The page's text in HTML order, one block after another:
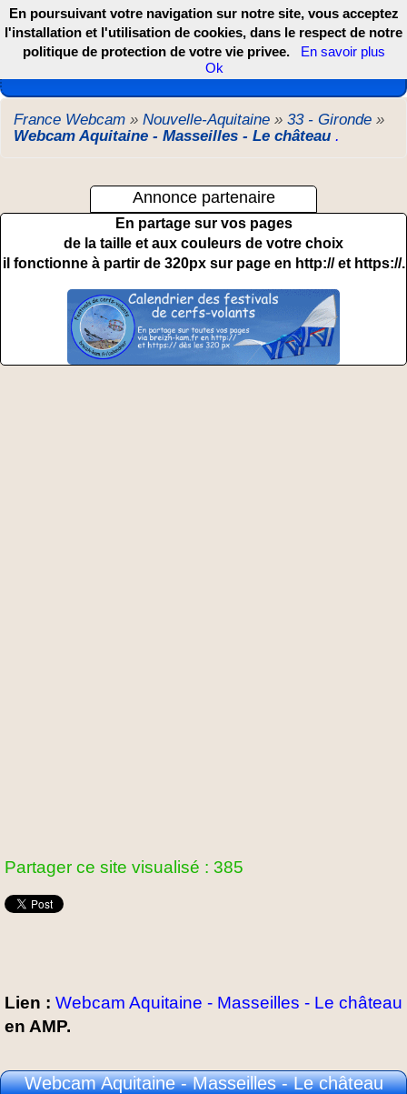
Les webcams de France, DOM TOM et COM
France Webcam » Nouvelle-Aquitaine » 33 - Gironde »
Webcam Aquitaine - Masseilles - Le château .
Annonce partenaire
En partage sur vos pages
de la taille et aux couleurs de votre choix
il fonctionne à partir de 320px sur page en http:// et https://.
Partager ce site visualisé : 385
Lien : Webcam Aquitaine - Masseilles - Le château
en AMP.
Webcam Aquitaine - Masseilles - Le château
En poursuivant votre navigation sur notre site, vous acceptez
l'installation et l'utilisation de cookies, dans le respect de notre
politique de protection de votre vie privee.
En savoir plus
Ok